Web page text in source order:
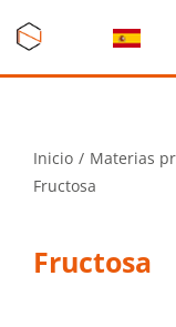
contenido
Inicio
Materias
Fructosa
Fructosa